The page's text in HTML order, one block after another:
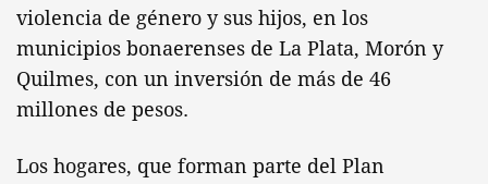
violencia de género y sus hijos, en los
municipios bonaerenses de La Plata, Morón y
Quilmes, con un inversión de más de 46
millones de pesos.
Los hogares, que forman parte del Plan